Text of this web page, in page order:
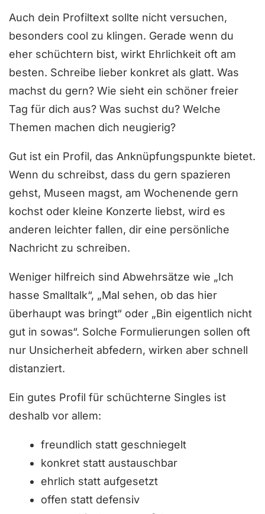
Auch dein Profiltext sollte nicht versuchen,
besonders cool zu klingen. Gerade wenn du
eher schüchtern bist, wirkt Ehrlichkeit oft am
besten. Schreibe lieber konkret als glatt. Was
machst du gern? Wie sieht ein schöner freier
Tag für dich aus? Was suchst du? Welche
Themen machen dich neugierig?
Gut ist ein Profil, das Anknüpfungspunkte bietet.
Wenn du schreibst, dass du gern spazieren
gehst, Museen magst, am Wochenende gern
kochst oder kleine Konzerte liebst, wird es
anderen leichter fallen, dir eine persönliche
Nachricht zu schreiben.
Weniger hilfreich sind Abwehrsätze wie „Ich
hasse Smalltalk“, „Mal sehen, ob das hier
überhaupt was bringt“ oder „Bin eigentlich nicht
gut in sowas“. Solche Formulierungen sollen oft
nur Unsicherheit abfedern, wirken aber schnell
distanziert.
Ein gutes Profil für schüchterne Singles ist
deshalb vor allem:
freundlich statt geschniegelt
konkret statt austauschbar
ehrlich statt aufgesetzt
offen statt defensiv